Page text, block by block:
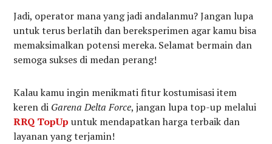
Jadi, operator mana yang jadi andalanmu? Jangan lupa
untuk terus berlatih dan bereksperimen agar kamu bisa
memaksimalkan potensi mereka. Selamat bermain dan
semoga sukses di medan perang!
Kalau kamu ingin menikmati fitur kostumisasi item
keren di Garena Delta Force, jangan lupa top-up melalui
RRQ TopUp untuk mendapatkan harga terbaik dan
layanan yang terjamin!